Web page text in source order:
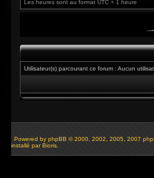
Les heures sont au format UTC + 1 heure
Utilisateur(s) parcourant ce forum : Aucun
Powered by phpBB © 2000, 2002, 2005, 2007
installé par Bioris.